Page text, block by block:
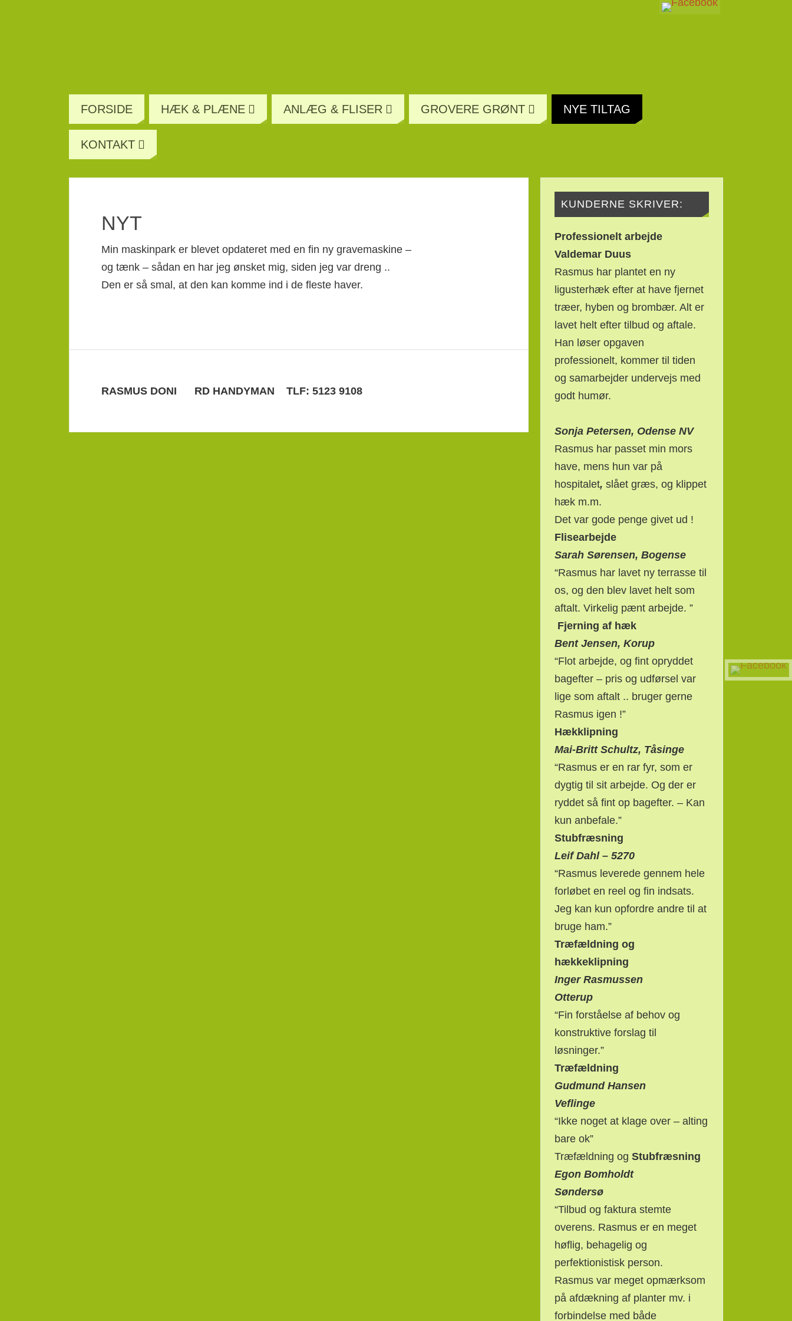
FORSIDE HÆK & PLÆNE ANLÆG & FLISER GROVERE GRØNT NYE TILTAG
KONTAKT
NYT
Min maskinpark er blevet opdateret med en fin ny gravemaskine –
og tænk – sådan en har jeg ønsket mig, siden jeg var dreng ..
Den er så smal, at den kan komme ind i de fleste haver.
RASMUS DONI RD HANDYMAN TLF: 5123 9108
KUNDERNE SKRIVER:
Professionelt arbejde
Valdemar Duus
Rasmus har plantet en ny
ligusterhæk efter at have fjernet
træer, hyben og brombær. Alt er
lavet helt efter tilbud og aftale.
Han løser opgaven
professionelt, kommer til tiden
og samarbejder undervejs med
godt humør.
Sonja Petersen, Odense NV
Rasmus har passet min mors
have, mens hun var på
hospitalet,slået græs, og klippet
hæk m.m.
Det var gode penge givet ud !
Flisearbejde
Sarah Sørensen, Bogense
“Rasmus har lavet ny terrasse til
os, og den blev lavet helt som
aftalt. Virkelig pænt arbejde. ”
Fjerning af hæk
Bent Jensen, Korup
“Flot arbejde, og fint opryddet
bagefter – pris og udførsel var
lige som aftalt .. bruger gerne
Rasmus igen !”
Hækklipning
Mai-Britt Schultz, Tåsinge
“Rasmus er en rar fyr, som er
dygtig til sit arbejde. Og der er
ryddet så fint op bagefter. – Kan
kun anbefale.”
Stubfræsning
Leif Dahl – 5270
“Rasmus leverede gennem hele
forløbet en reel og fin indsats.
Jeg kan kun opfordre andre til at
bruge ham.”
Træfældning og
hækkeklipning
Inger Rasmussen
Otterup
“Fin forståelse af behov og
konstruktive forslag til
løsninger.”
Træfældning
Gudmund Hansen
Veflinge
“Ikke noget at klage over – alting
bare ok”
Træfældning ogStubfræsning
Egon Bomholdt
Søndersø
“Tilbud og faktura stemte
overens. Rasmus er en meget
høflig, behagelig og
perfektionistisk person.
Rasmus var meget opmærksom
på afdækning af planter mv. i
forbindelse med både